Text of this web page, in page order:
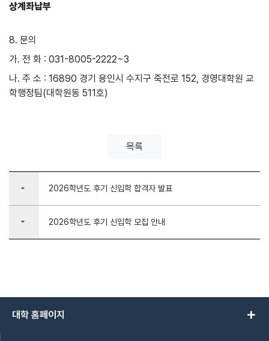
상계좌납부
8. 문의
가. 전 화 : 031-8005-2222~3
나. 주 소 : 16890 경기 용인시 수지구 죽전로 152, 경영대학원 교
학행정팀(대학원동 511호)
목록
arrow_drop_up 2026학년도 후기 신입학 합격자 발표
arrow_drop_down 2026학년도 후기 신입학 모집 안내
대학 홈페이지 add